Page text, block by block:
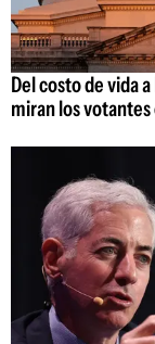
Del costo de vida
miran los votantes